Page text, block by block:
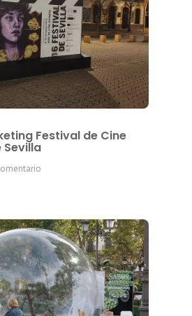
Festival de Cine
Sevilla